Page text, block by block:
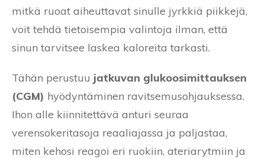
mitkä ruoat aiheuttavat sinulle jyrkkiä piikkejä,
voit tehdä tietoisempia valintoja ilman, että
sinun tarvitsee laskea kaloreita tarkasti.
Tähän perustuu jatkuvan glukoosimittauksen
(CGM) hyödyntäminen ravitsemusohjauksessa.
Ihon alle kiinnitettävä anturi seuraa
verensokeritasoja reaaliajassa ja paljastaa,
miten kehosi reagoi eri ruokiin, ateriarytmiin ja